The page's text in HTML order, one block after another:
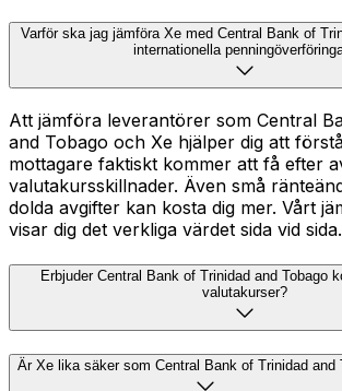
Varför ska jag jämföra Xe med Central Bank of
internationella
Att jämföra leverantörer som Central
and Tobago och Xe hjälper dig att
mottagare faktiskt kommer att få efter
valutakursskillnader. Även små
dolda avgifter kan kosta dig mer. Vårt
visar dig det verkliga värdet sida vid sida.
Erbjuder Central Bank of Trinidad and Tobago
valutakurser?
Är Xe lika säker som Central Bank of Trinidad and